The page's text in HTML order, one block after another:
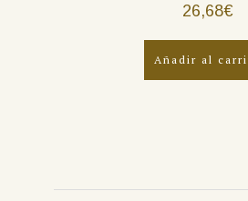
26,68€
Añadir al